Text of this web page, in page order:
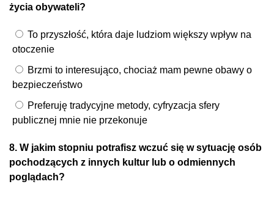
życia obywateli?
To przyszłość, która daje ludziom większy wpływ na
otoczenie
Brzmi to interesująco, chociaż mam pewne obawy o
bezpieczeństwo
Preferuję tradycyjne metody, cyfryzacja sfery
publicznej mnie nie przekonuje
8. W jakim stopniu potrafisz wczuć się w sytuację osób
pochodzących z innych kultur lub o odmiennych
poglądach?